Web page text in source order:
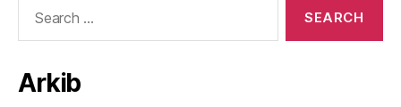
Arkib